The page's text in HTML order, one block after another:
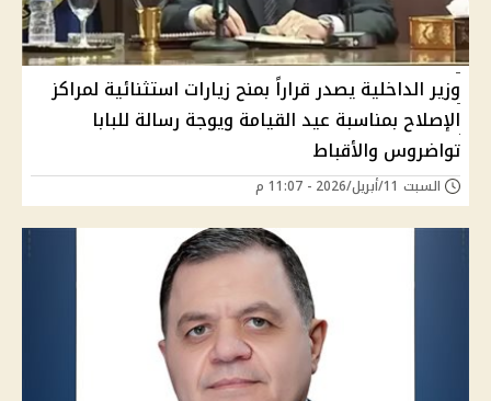
وزير الداخلية يصدر قراراً بمنح زيارات استثنائية لمراكز
الإصلاح بمناسبة عيد القيامة ويوجة رسالة للبابا
تواضروس والأقباط
السبت 11/أبريل/2026 - 11:07 م